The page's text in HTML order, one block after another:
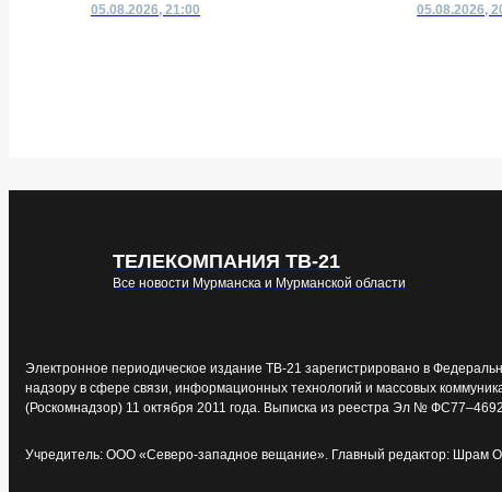
05.08.2026, 21:00 05.08.2026,
ТЕЛЕКОМПАНИЯ ТВ-21
Все новости Мурманска и Мурманской области
Электронное периодическое издание ТВ-21 зарегистрировано в
надзору в сфере связи, информационных технологий и массовых
(Роскомнадзор) 11 октября 2011 года. Выписка из реестра Эл №
Учредитель: ООО «Северо-западное вещание». Главный редактор: Шрам